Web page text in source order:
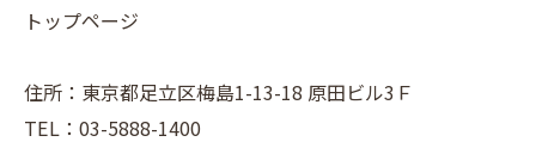
トップページ
住所：東京都足立区梅島1-13-18 原田ビル3Ｆ
TEL：03-5888-1400